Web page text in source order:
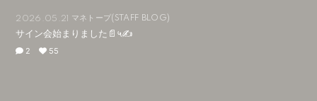
2026.05.21 マネトープ(STAFF BLOG)
サイン会始まりました📄५✍
2 55